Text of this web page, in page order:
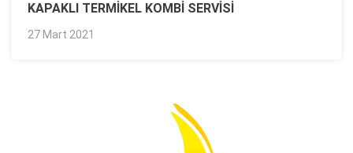
KAPAKLI TERMIKEL KOMBI SERVISI
27 Mart 2021